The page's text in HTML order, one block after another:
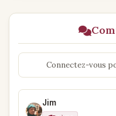
Connectez-vous
Jim